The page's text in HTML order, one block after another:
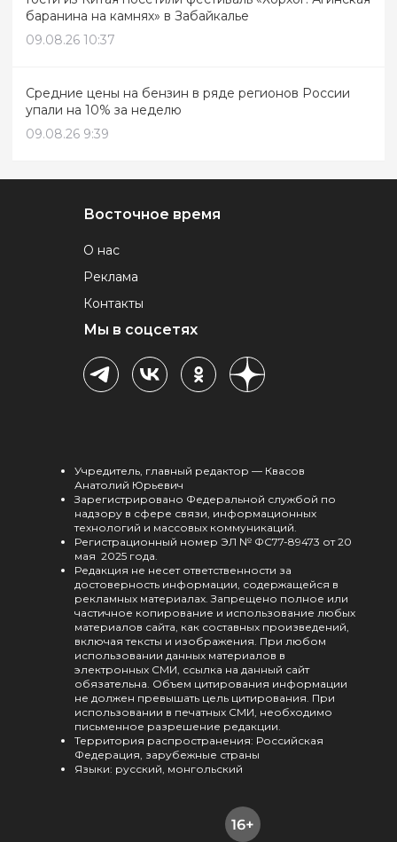
баранина на камнях» в Забайкалье
09.08.26 10:37
Средние цены на бензин в ряде регионов России
упали на 10% за неделю
09.08.26 9:39
Восточное время
О нас
Реклама
Контакты
Мы в соцсетях
Учредитель, главный редактор — Квасов
Анатолий Юрьевич
Зарегистрировано Федеральной службой по
надзору в сфере связи, информационных
технологий и массовых коммуникаций.
Регистрационный номер ЭЛ № ФС77-89473 от 20
мая 2025 года.
Редакция не несет ответственности за
достоверность информации, содержащейся в
рекламных материалах. Запрещено полное или
частичное копирование и использование любых
материалов сайта, как составных произведений,
включая тексты и изображения. При любом
использовании данных материалов в
электронных СМИ, ссылка на данный сайт
обязательна. Объем цитирования информации
не должен превышать цель цитирования. При
использовании в печатных СМИ, необходимо
письменное разрешение редакции.
Территория распространения: Российская
Федерация, зарубежные страны
Языки: русский, монгольский